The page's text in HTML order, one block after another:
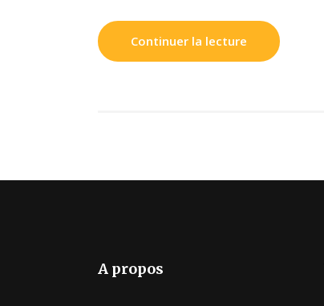
Continuer la lecture
A propos